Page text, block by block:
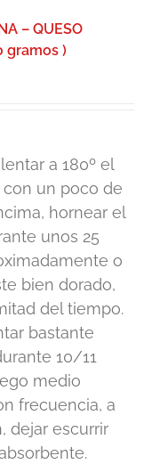
– QUESO
gramos )
a 180º el
con un poco de
hornear el
unos 25
o
bien dorado,
del tiempo.
bastante
10/11
medio
frecuencia, a
dejar escurrir